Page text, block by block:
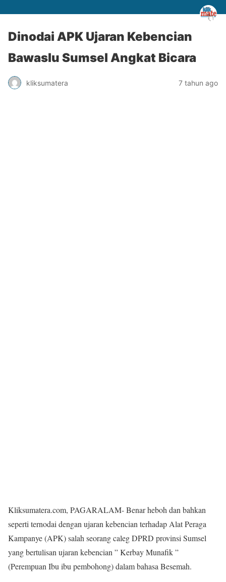
Dinodai APK Ujaran Kebencian
Bawaslu Sumsel Angkat Bicara
kliksumatera 7 tahun ago
Kliksumatera.com, PAGARALAM- Benar heboh dan bahkan
seperti ternodai dengan ujaran kebencian terhadap Alat Peraga
Kampanye (APK) salah seorang caleg DPRD provinsi Sumsel
yang bertulisan ujaran kebencian ” Kerbay Munafik ”
(Perempuan Ibu ibu pembohong) dalambahasa Besemah.